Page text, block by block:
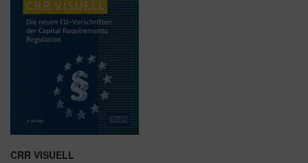
CRR VISUELL